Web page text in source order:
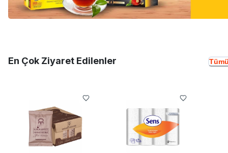
En Çok Ziyaret Edilenler